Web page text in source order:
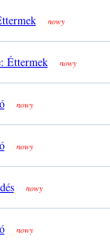
nowy
Éttermek nowy
nowy
nowy
nowy
nowy